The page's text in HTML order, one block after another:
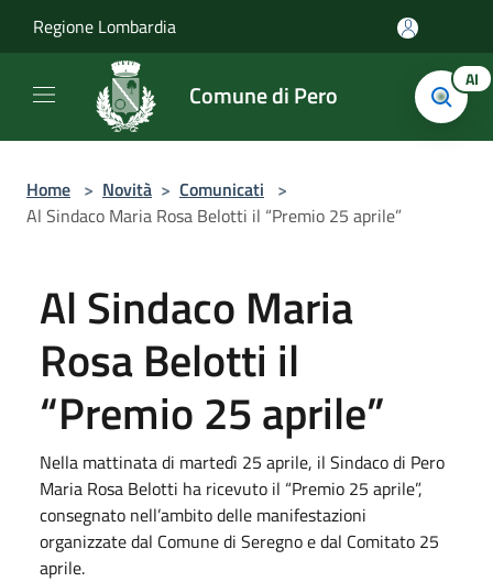
Regione Lombardia
Comune di Pero AI
Home > Novità > Comunicati >
Al Sindaco Maria Rosa Belotti il “Premio 25 aprile”
Al Sindaco Maria
Rosa Belotti il
“Premio 25 aprile”
Nella mattinata di martedì 25 aprile, il Sindaco di Pero
Maria Rosa Belotti ha ricevuto il “Premio 25 aprile”,
consegnato nell’ambito delle manifestazioni
organizzate dal Comune di Seregno e dal Comitato 25
aprile.